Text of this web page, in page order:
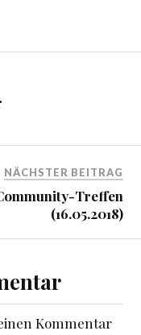
NÄCHSTER BEITRAG
Treffen
(16.05.2018)
Kommentar